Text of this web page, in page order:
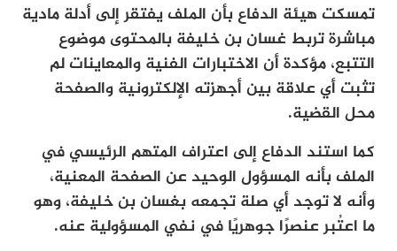
تمسكت هيئة الدفاع بأن الملف يفتقر إلى أدلة مادية
مباشرة تربط غسان بن خليفة بالمحتوى موضوع
التتبع، مؤكدة أن الاختبارات الفنية والمعاينات لم
تثبت أي علاقة بين أجهزته الإلكترونية والصفحة
محل القضية.
كما استند الدفاع إلى اعتراف المتهم الرئيسي في
الملف بأنه المسؤول الوحيد عن الصفحة المعنية،
وأنه لا توجد أي صلة تجمعه بغسان بن خليفة، وهو
ما اعتُبر عنصرًا جوهريًا في نفي المسؤولية عنه.